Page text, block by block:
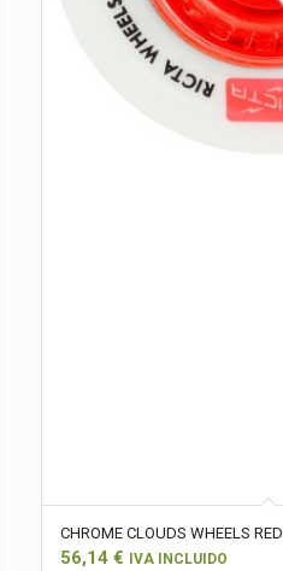
CHROME CLOUDS WHEELS RED
56,14 € IVA INCLUIDO